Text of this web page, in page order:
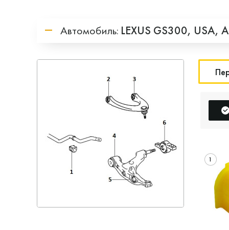
Автомобиль: LEXUS GS300, USA,
1